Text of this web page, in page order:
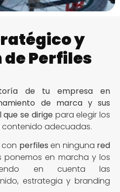
y
Perfiles
de tu empresa en
de marca y sus
se dirige para elegir los
adecuadas.
perfiles en ninguna red
ponemos en marcha y los
en cuenta las
estrategia y branding